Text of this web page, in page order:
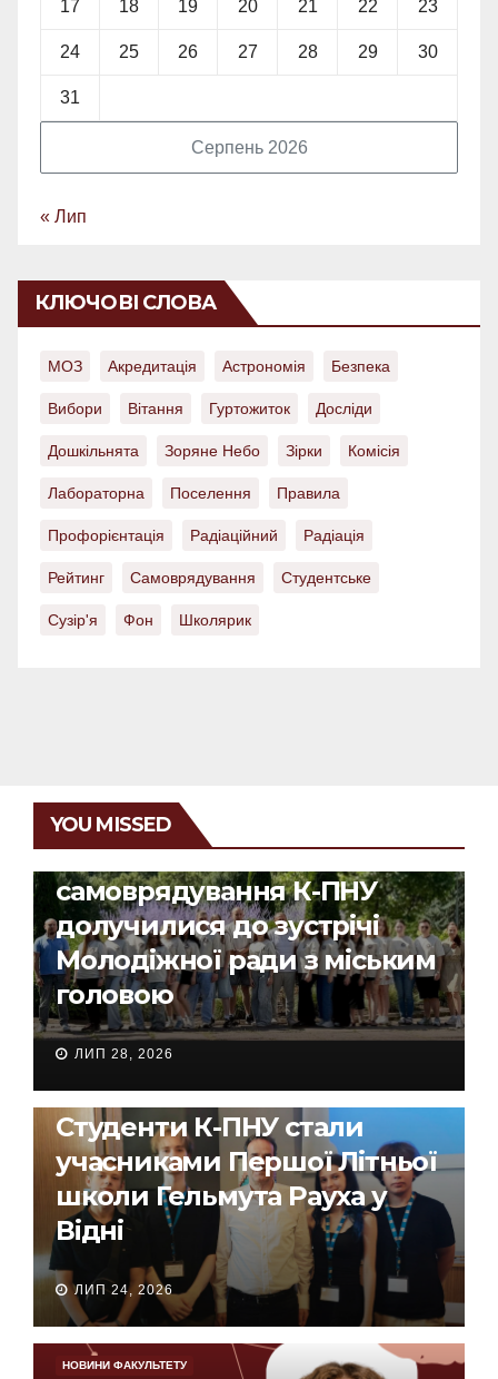
Серпень 2026
17 18 19 20 21 22 23
24 25 26 27 28 29 30
31
« Лип
КЛЮЧОВІ СЛОВА
МОЗ Акредитація Астрономія Безпека
Вибори Вітання Гуртожиток Досліди
Дошкільнята Зоряне Небо Зірки Комісія
Лабораторна Поселення Правила
Профорієнтація Радіаційний Радіація
Рейтинг Самоврядування Студентське
Сузір'я Фон Школярик
YOU MISSED
Представники
студентського
самоврядування К-ПНУ
долучилися до зустрічі
Молодіжної ради з міським
головою
ЛИП 28, 2026
НОВИНИ ФАКУЛЬТЕТУ
Студенти К-ПНУ стали
учасниками Першої Літньої
школи Гельмута Рауха у
Відні
ЛИП 24, 2026
НОВИНИ ФАКУЛЬТЕТУ